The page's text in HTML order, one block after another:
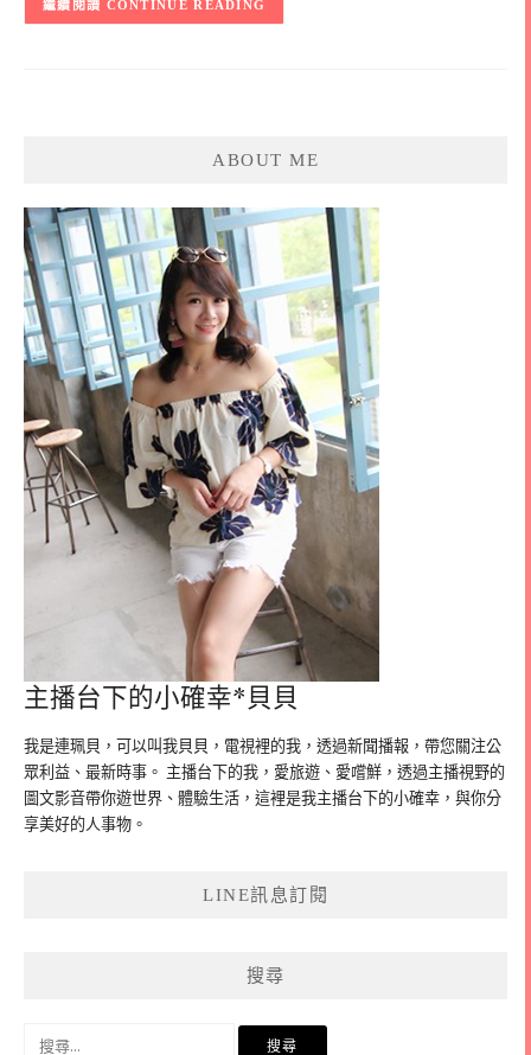
CONTINUE READING
ABOUT ME
主播台下的小確幸*貝貝
我是連珮貝，可以叫我貝貝，電視裡的我，透過新聞播報，帶您關注公
眾利益、最新時事。 主播台下的我，愛旅遊、愛嚐鮮，透過主播視野的
圖文影音帶你遊世界、體驗生活，這裡是我主播台下的小確幸，與你分
享美好的人事物。
LINE訊息訂閱
搜尋